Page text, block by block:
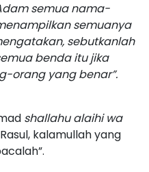
semua nama-
semuanya
sebutkanlah
benda itu jika
orang yang benar”.
shallahu alaihi wa
kalamullah yang